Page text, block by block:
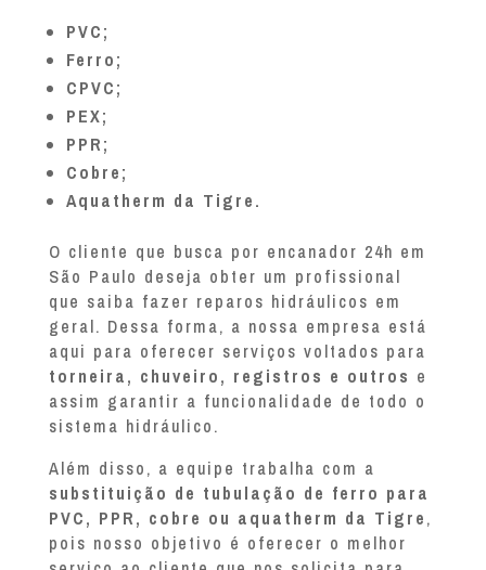
PVC;
Ferro;
CPVC;
PEX;
PPR;
Cobre;
Aquatherm da Tigre.
O cliente que busca por encanador 24h em
São Paulo deseja obter um profissional
que saiba fazer reparos hidráulicos em
geral. Dessa forma, a nossa empresa está
aqui para oferecer serviços voltados para
torneira, chuveiro, registros e outros e
assim garantir a funcionalidade de todo o
sistema hidráulico.
Além disso, a equipe trabalha com a
substituição de tubulação de ferro para
PVC, PPR, cobre ou aquatherm da Tigre,
pois nosso objetivo é oferecer o melhor